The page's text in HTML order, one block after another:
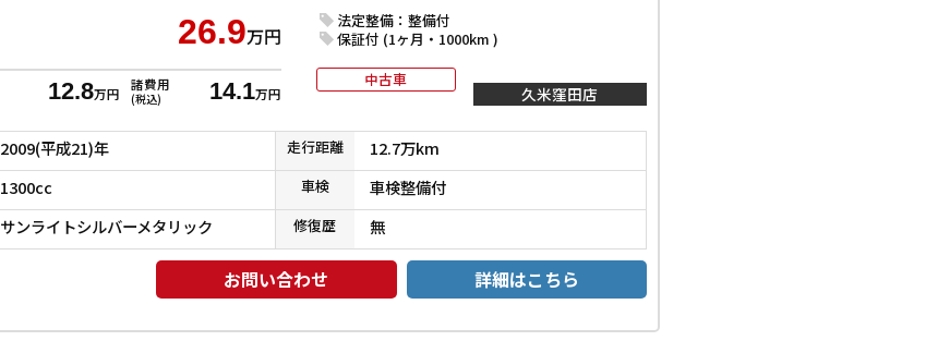
26.9万円
12.8万円
諸費用
(税込) 14.1万円
法定整備：整備付
保証付 (1ヶ月・1000km )
中古車
久米窪田店
2009(平成21)年 走行距離 12.7万km
1300cc 車検 車検整備付
サンライトシルバーメタリック 修復歴 無
お問い合わせ 詳細はこちら